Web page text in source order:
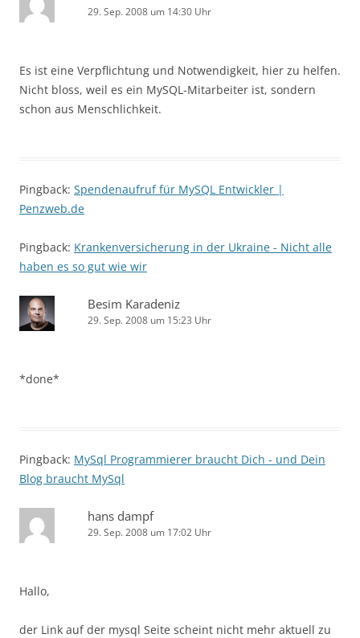
29. Sep. 2008 um 14:30 Uhr
Es ist eine Verpflichtung und Notwendigkeit, hier zu helfen.
Nicht bloss, weil es ein MySQL-Mitarbeiter ist, sondern
schon aus Menschlichkeit.
Pingback: Spendenaufruf für MySQL Entwickler |
Penzweb.de
Pingback: Krankenversicherung in der Ukraine - Nicht alle
haben es so gut wie wir
Besim Karadeniz
29. Sep. 2008 um 15:23 Uhr
*done*
Pingback: MySql Programmierer braucht Dich - und Dein
Blog braucht MySql
hans dampf
29. Sep. 2008 um 17:02 Uhr
Hallo,
der Link auf der mysql Seite scheint nicht mehr aktuell zu